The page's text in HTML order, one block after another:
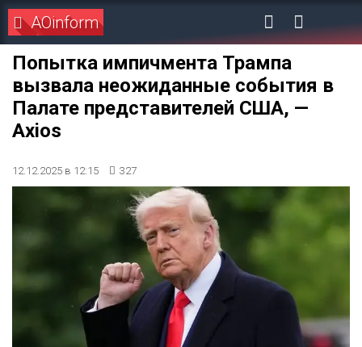
AOinform
Попытка импичмента Трампа
вызвала неожиданные события в
Палате представителей США, —
Axios
12.12.2025 в 12:15 327